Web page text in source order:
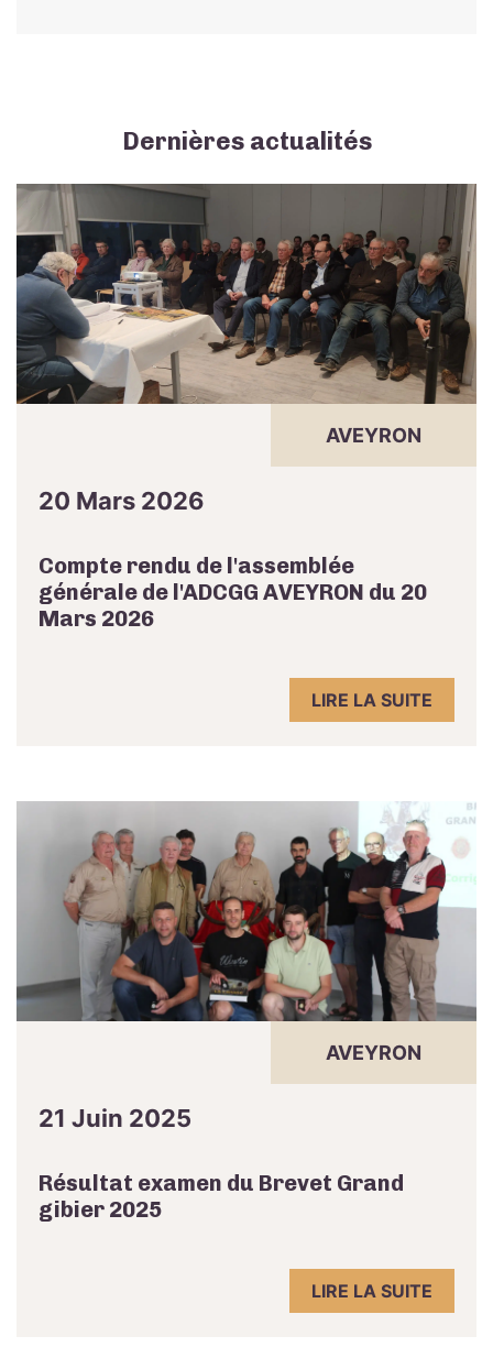
Dernières actualités
AVEYRON
20 Mars 2026
Compte rendu de l'assemblée
générale de l'ADCGG AVEYRON du 20
Mars 2026
LIRE LA SUITE
AVEYRON
21 Juin 2025
Résultat examen du Brevet Grand
gibier 2025
LIRE LA SUITE